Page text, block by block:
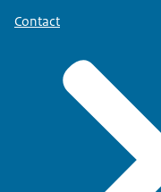
Contact